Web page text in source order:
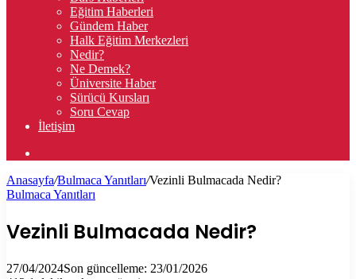
Eğitim Haberleri
Gündem Haber
Halk Eğitim Merkezleri
Nedir?
Ne Demek?
Üniversite Haber
Sürücü Kursları
Soru Cevap
İletişim
...
Anasayfa/Bulmaca Yanıtları/Vezinli Bulmacada Nedir?
Bulmaca Yanıtları
Vezinli Bulmacada Nedir?
27/04/2024Son güncelleme: 23/01/2026